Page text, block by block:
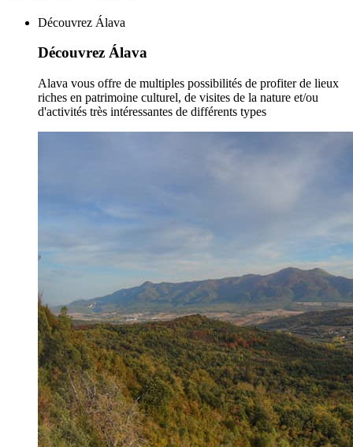
Découvrez Álava
Découvrez Álava
Alava vous offre de multiples possibilités de profiter de lieux
riches en patrimoine culturel, de visites de la nature et/ou
d'activités très intéressantes de différents types